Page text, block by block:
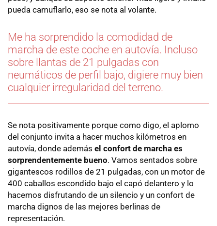
pueda camuflarlo, eso se nota al volante.
Me ha sorprendido la comodidad de
marcha de este coche en autovía. Incluso
sobre llantas de 21 pulgadas con
neumáticos de perfil bajo, digiere muy bien
cualquier irregularidad del terreno.
Se nota positivamente porque como digo, el aplomo
del conjunto invita a hacer muchos kilómetros en
autovía, donde además el confort de marcha es
sorprendentemente bueno. Vamos sentados sobre
gigantescos rodillos de 21 pulgadas, con un motor de
400 caballos escondido bajo el capó delantero y lo
hacemos disfrutando de un silencio y un confort de
marcha dignos de las mejores berlinas de
representación.